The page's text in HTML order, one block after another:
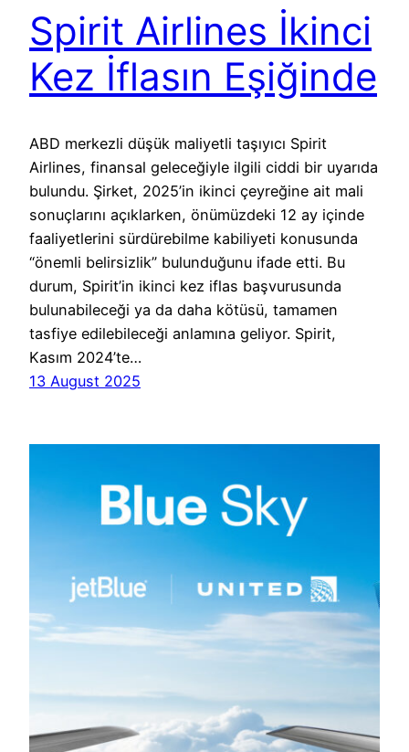
Spirit Airlines İkinci
Kez İflasın Eşiğinde
ABD merkezli düşük maliyetli taşıyıcı Spirit
Airlines, finansal geleceğiyle ilgili ciddi bir uyarıda
bulundu. Şirket, 2025’in ikinci çeyreğine ait mali
sonuçlarını açıklarken, önümüzdeki 12 ay içinde
faaliyetlerini sürdürebilme kabiliyeti konusunda
“önemli belirsizlik” bulunduğunu ifade etti. Bu
durum, Spirit’in ikinci kez iflas başvurusunda
bulunabileceği ya da daha kötüsü, tamamen
tasfiye edilebileceği anlamına geliyor. Spirit,
Kasım 2024’te…
13 August 2025